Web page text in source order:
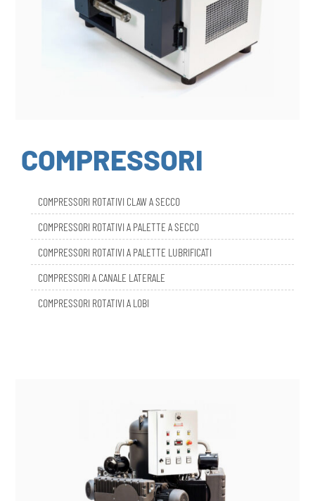
COMPRESSORI
COMPRESSORI ROTATIVI CLAW A SECCO
COMPRESSORI ROTATIVI A PALETTE A SECCO
COMPRESSORI ROTATIVI A PALETTE LUBRIFICATI
COMPRESSORI A CANALE LATERALE
COMPRESSORI ROTATIVI A LOBI